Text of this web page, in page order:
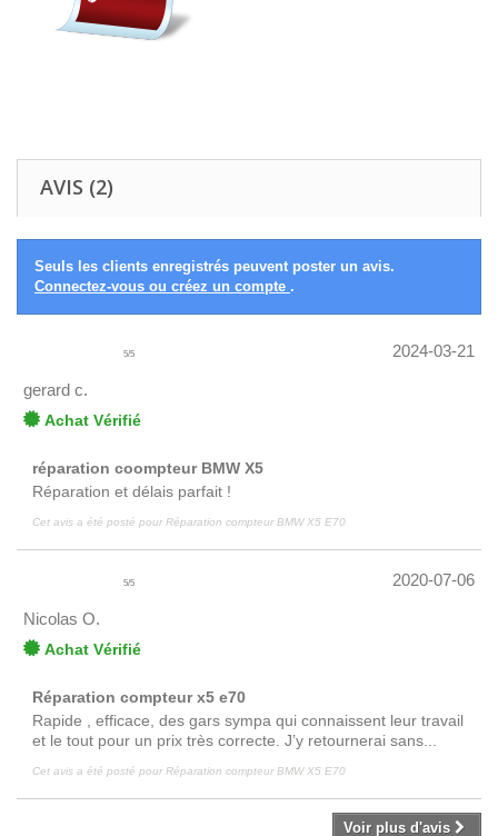
AVIS (2)
Seuls les clients enregistrés peuvent poster un avis.
Connectez-vous ou créez un compte .
5/5 2024-03-21
gerard c.
Achat Vérifié
réparation coompteur BMW X5
Réparation et délais parfait !
Cet avis a été posté pourRéparation compteur BMW X5 E70
5/5 2020-07-06
Nicolas O.
Achat Vérifié
Réparation compteur x5 e70
Rapide , efficace, des gars sympa qui connaissent leur travail
et le tout pour un prix très correcte. J’y retournerai sans...
Cet avis a été posté pourRéparation compteur BMW X5 E70
Voir plus d'avis